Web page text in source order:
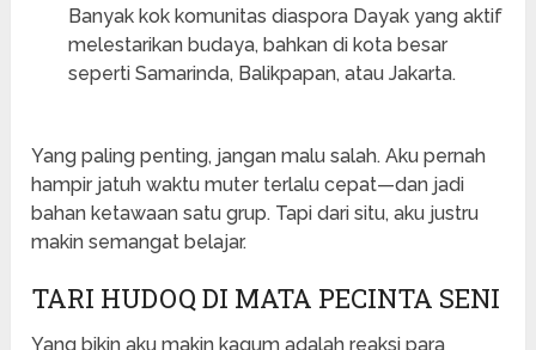
Banyak kok komunitas diaspora Dayak yang aktif
melestarikan budaya, bahkan di kota besar
seperti Samarinda, Balikpapan, atau Jakarta.
Yang paling penting, jangan malu salah. Aku pernah
hampir jatuh waktu muter terlalu cepat—dan jadi
bahan ketawaan satu grup. Tapi dari situ, aku justru
makin semangat belajar.
TARI HUDOQ DI MATA PECINTA SENI
Yang bikin aku makin kagum adalah reaksi para